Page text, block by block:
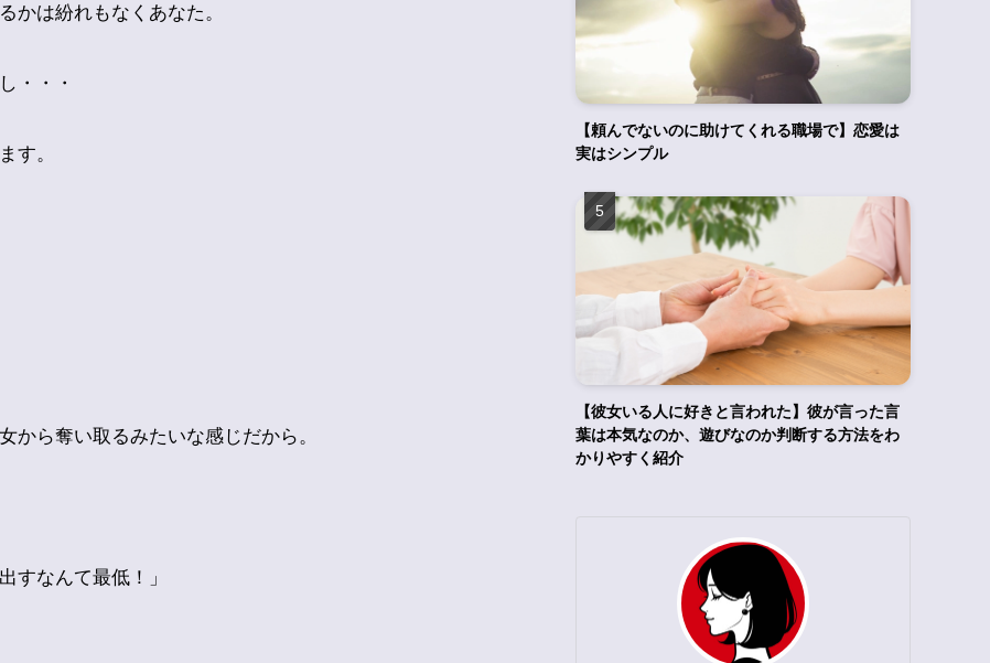
かは紛れもなくあなた。
・・・
す。
から奪い取るみたいな感じだから。
すなんて最低！」
【頼んでないのに助けてくれる職場で】恋愛は
実はシンプル
【彼女いる人に好きと言われた】彼が言った言
葉は本気なのか、遊びなのか判断する方法をわ
かりやすく紹介